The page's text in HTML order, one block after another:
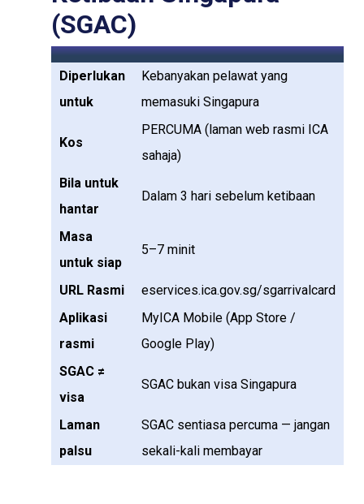
(SGAC)
Diperlukan
untuk
Kebanyakan pelawat yang
memasuki Singapura
Kos
PERCUMA (laman web rasmi ICA
sahaja)
Bila untuk
hantar
Dalam 3 hari sebelum ketibaan
Masa
untuk siap
5–7 minit
URL Rasmi
eservices.ica.gov.sg/sgarrivalcard
Aplikasi
rasmi
MyICA Mobile (App Store /
Google Play)
SGAC ≠
visa
SGAC bukan visa Singapura
Laman
palsu
SGAC sentiasa percuma — jangan
sekali-kali membayar